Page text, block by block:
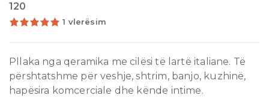
120
1 vlerësim
Pllaka nga qeramika me cilësi të lartë italiane. Të
përshtatshme për veshje, shtrim, banjo, kuzhinë,
hapësira komcerciale dhe kënde intime.